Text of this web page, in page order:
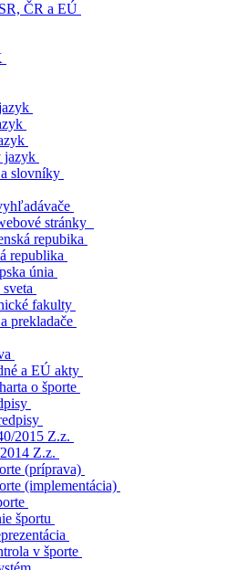
ČR a EÚ
jazyk
slovníky
stránky
repubika
republika
únia
fakulty
prekladače
a EÚ akty
o športe
2015 Z.z.
Z.z.
(príprava)
(implementácia)
športu
v športe